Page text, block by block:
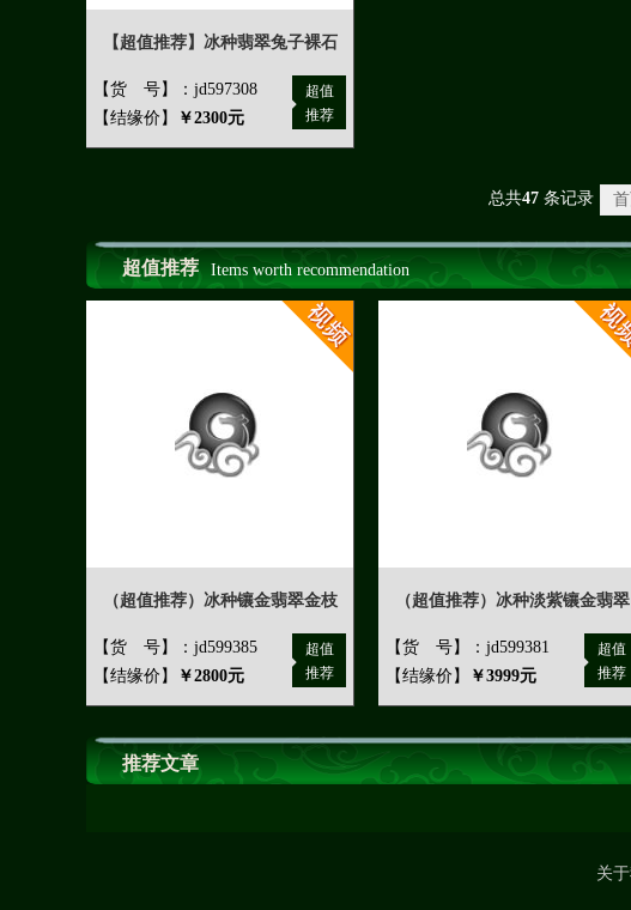
【超值推荐】冰种翡翠兔子裸石
【货 号】：jd597308
【结缘价】
￥2300元
超值
推荐
总共47 条记录
超值推荐 Items worth recommendation
（超值推荐）冰种镶金翡翠金枝
【货 号】：jd599385
【结缘价】
￥2800元
超值
推荐
（超值推荐）冰种淡紫镶金翡翠
【货 号】：jd599381
【结缘价】
￥3999元
超值
推荐
推荐文章
关